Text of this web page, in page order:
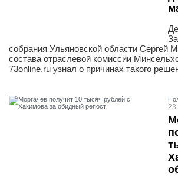
собрания Ульяновской области Сергей
состава отраслевой комиссии
73online.ru узнал о причинах такого
23